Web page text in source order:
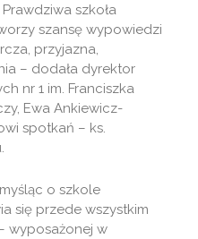
szkoła
szansę wypowiedzi
przyjazna,
– dodała dyrektor
nr 1 im. Franciszka
Ewa Ankiewicz-
spotkań – ks.
o szkole
się przede wszystkim
wyposażonej w